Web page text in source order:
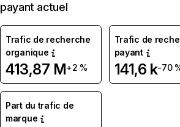
payant actuel
Trafic de recherche
organique
413,87 M+2 %
Trafic de
payant
141,6 k-70
Part du trafic de
marque